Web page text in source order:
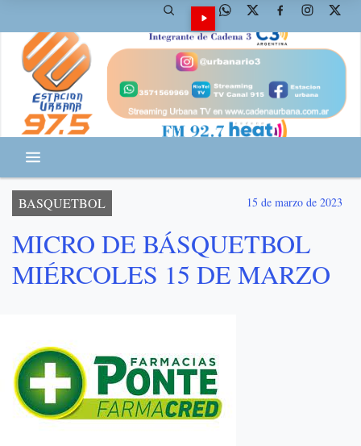
BASQUETBOL 15 de marzo de 2023
MICRO DE BÁSQUETBOL
MIÉRCOLES 15 DE MARZO